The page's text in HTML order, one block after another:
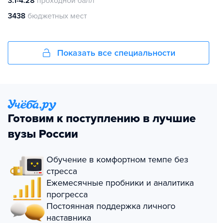
3438 бюджетных мест
Показать все специальности
Готовим к поступлению в лучшие
вузы России
Обучение в комфортном темпе без
стресса
Ежемесячные пробники и аналитика
прогресса
Постоянная поддержка личного
наставника